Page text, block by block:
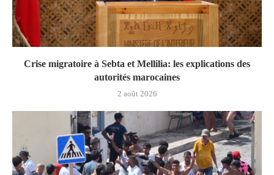
Crise migratoire à Sebta et Mellilia: les explications des
autorités marocaines
2 août 2026